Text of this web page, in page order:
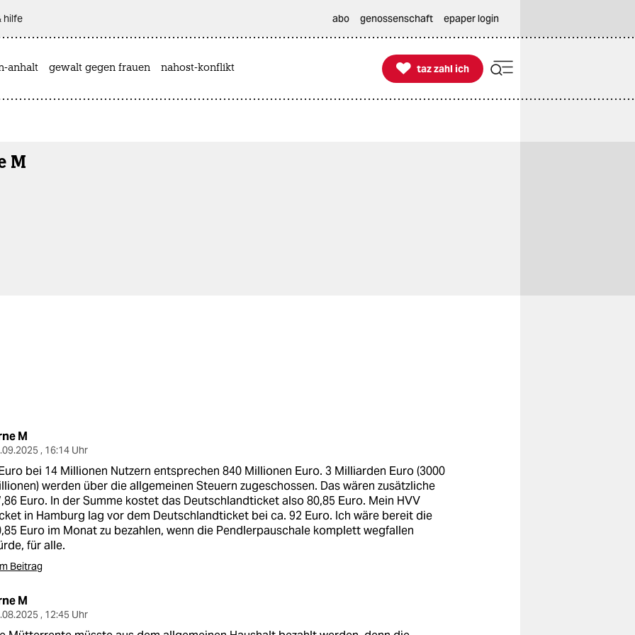
hilfe abo genossenschaft epaper login
anhalt gewalt gegen frauen nahost-konflikt 
taz zahl ich
taz zahl ich
M
M
, 16:14 Uhr
bei 14 Millionen Nutzern entsprechen 840 Millionen Euro. 3 Milliarden Euro (3000
werden über die allgemeinen Steuern zugeschossen. Das wären zusätzliche
Euro. In der Summe kostet das Deutschlandticket also 80,85 Euro. Mein HVV
in Hamburg lag vor dem Deutschlandticket bei ca. 92 Euro. Ich wäre bereit die
Euro im Monat zu bezahlen, wenn die Pendlerpauschale komplett wegfallen
für alle.
Beitrag
M
, 12:45 Uhr